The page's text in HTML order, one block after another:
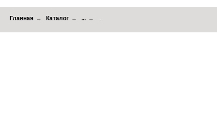
Главная → Каталог → ... →